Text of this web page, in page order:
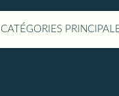
CATÉGORIES